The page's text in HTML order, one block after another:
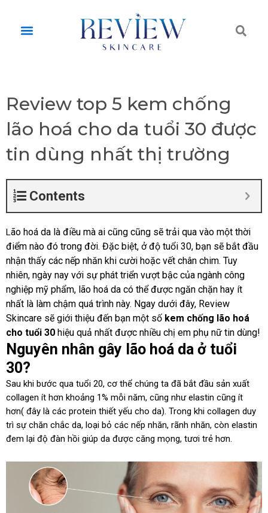
contentMenu
Review top 5 kem chống
lão hoá cho da tuổi 30 được
tin dùng nhất thị trường
Contents
Lão hoá da là điều mà ai cũng cũng sẽ trải qua vào một thời
điểm nào đó trong đời. Đặc biệt, ở độ tuổi 30, bạn sẽ bắt đầu
nhận thấy các nếp nhăn khi cười hoặc vết chân chim. Tuy
nhiên, ngày nay với sự phát triển vượt bậc của ngành công
nghiệp mỹ phẩm, lão hoá da có thể được ngăn chặn hay ít
nhất là làm chậm quá trình này. Ngay dưới đây, Review
Skincare sẽ giới thiệu đến bạn một số kem chống lão hoá
cho tuổi 30 hiệu quả nhất được nhiều chị em phụ nữ tin dùng!
Nguyên nhân gây lão hoá da ở tuổi
30?
Sau khi bước qua tuổi 20, cơ thể chúng ta đã bắt đầu sản xuất
collagen ít hơn khoảng 1% mỗi năm, cũng như elastin cũng ít
hơn( đây là các protein thiết yếu cho da). Trong khi collagen duy
trì sự chăn chắc da, loại bỏ các nếp nhăn, rãnh nhăn, còn elastin
đem lại độ đàn hồi giúp da được căng mọng, tươi trẻ hơn.